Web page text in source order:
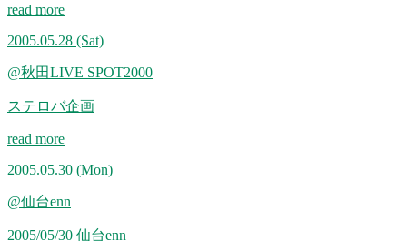
read more
2005.05.28 (Sat)
@秋田LIVE SPOT2000
ステロバ企画
read more
2005.05.30 (Mon)
@仙台enn
2005/05/30 仙台enn